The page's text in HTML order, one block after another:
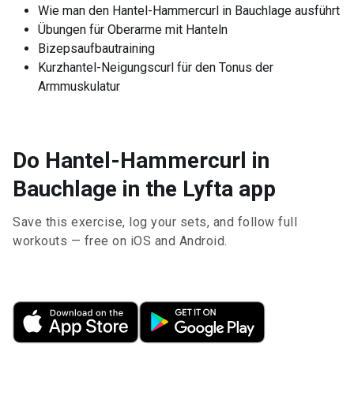
Wie man den Hantel-Hammercurl in Bauchlage ausführt
Übungen für Oberarme mit Hanteln
Bizepsaufbautraining
Kurzhantel-Neigungscurl für den Tonus der
Armmuskulatur
Do Hantel-Hammercurl in
Bauchlage in the Lyfta app
Save this exercise, log your sets, and follow full
workouts — free on iOS and Android.